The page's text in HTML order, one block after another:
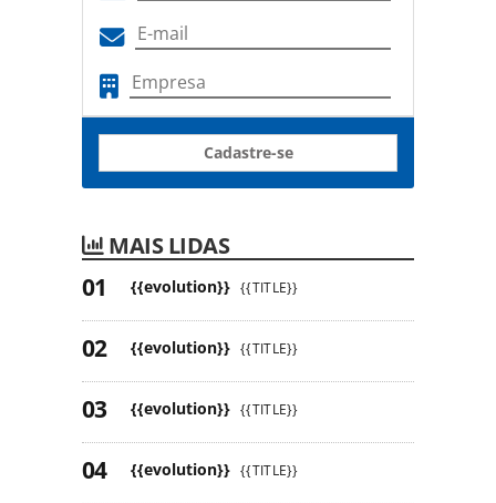
Cadastre-se
MAIS LIDAS
{{evolution}} {{TITLE}}
{{evolution}} {{TITLE}}
{{evolution}} {{TITLE}}
{{evolution}} {{TITLE}}